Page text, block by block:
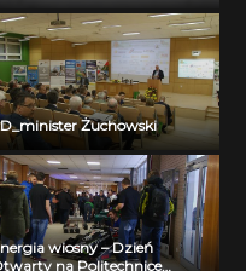
Żuchowski
wiosny – Dzień
na Politechnice